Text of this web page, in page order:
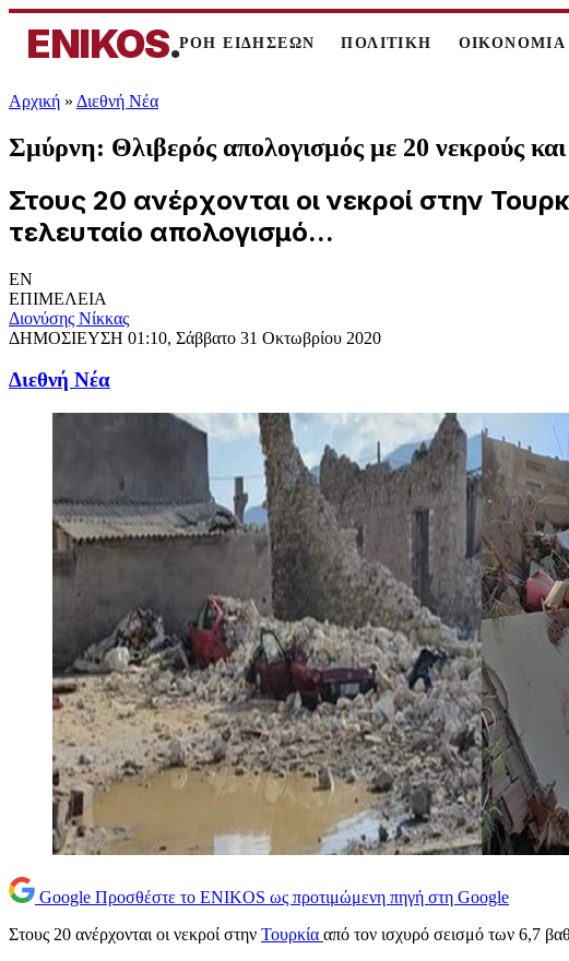
ENIKOS.ΡΟΗ ΕΙΔΗΣΕΩΝ ΠΟΛΙΤΙΚΗ ΟΙΚΟΝΟΜΙΑ
Αρχική » Διεθνή Νέα
Σμύρνη: Θλιβερός απολογισμός με 20 νεκρούς
Στους 20 ανέρχονται οι νεκροί στην
τελευταίο απολογισμό...
EN
ΕΠΙΜΕΛΕΙΑ
Διονύσης Νίκκας
ΔΗΜΟΣΙΕΥΣΗ 01:10, Σάββατο 31 Οκτωβρίου 2020
Διεθνή Νέα
Google Προσθέστε το ENIKOS ως προτιμώμενη πηγή στη Google
Στους 20 ανέρχονται οι νεκροί στην Τουρκία από τον ισχυρό σεισμό των 6,7